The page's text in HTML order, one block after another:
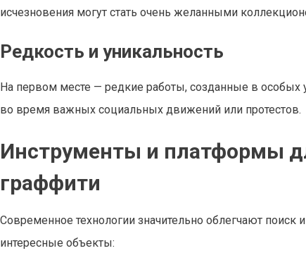
исчезновения могут стать очень желанными
Редкость и уникальность
На первом месте — редкие работы, созданные в
во время важных социальных движений или протестов.
Инструменты и платформы
граффити
Современное технологии значительно облегчают поиск
интересные объекты: